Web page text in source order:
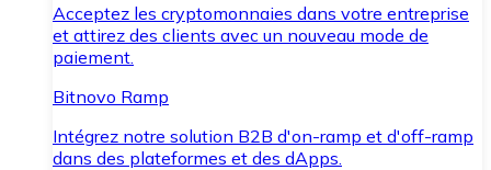
Acceptez les cryptomonnaies dans votre entreprise
et attirez des clients avec un nouveau mode de
paiement.
Bitnovo Ramp
Intégrez notre solution B2B d'on-ramp et d'off-ramp
dans des plateformes et des dApps.